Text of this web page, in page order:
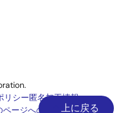
上に戻る
リシー匿名加工情報
ページへのご意見